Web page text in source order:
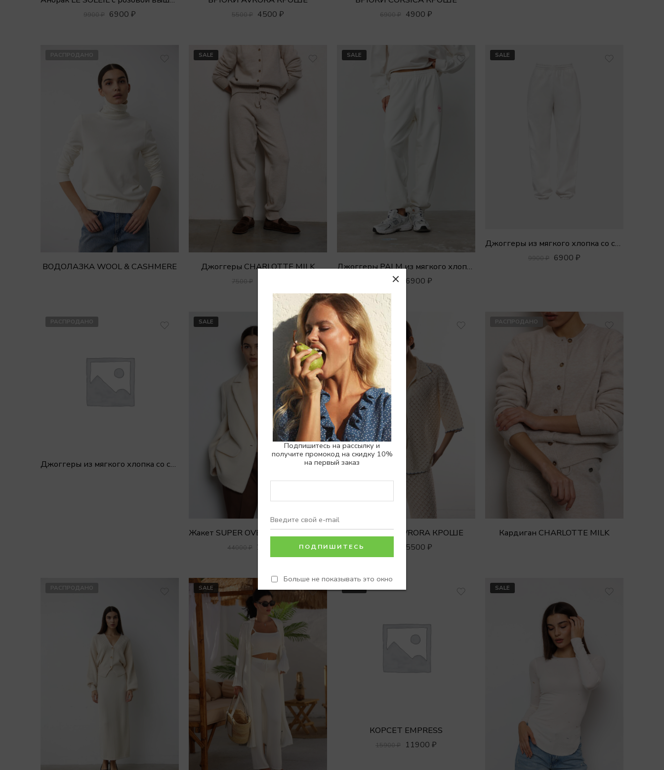
Подпишитесь на рассылку и
получите промокод на скидку 10%
на первый заказ
Больше не показывать это окно
9900₽ 6900 ₽ 5500₽ 4500 ₽ 6900₽ 4900 ₽
РАСПРОДАНО
ВОДОЛАЗКА WOOL & CASHMERE
SALE
Джоггеры CHARLOTTE MILK
7500₽
SALE
Джоггеры PALM из мягкого хлопка с вышивкой роз
9900₽ 6900 ₽
SALE
Джоггеры из мягкого хлопка со строчкой
9900₽ 6900 ₽
РАСПРОДАНО
Джоггеры из мягкого хлопка со строчкой
SALE
Жакет SUPER OVER FLUFFY с акцентным плечом
44000₽ 29990
SALE
КАРДИГАН AVRORA КРОШЕ
5500 ₽
РАСПРОДАНО
Кардиган CHARLOTTE MILK
РАСПРОДАНО SALE SALE
КОРСЕТ EMPRESS
15900₽ 11900 ₽
SALE